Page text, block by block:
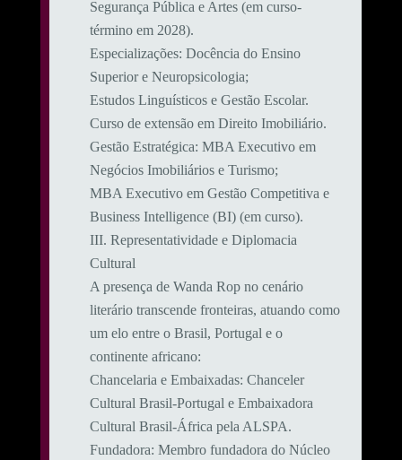
Segurança Pública e Artes (em curso-
término em 2028).
​Especializações: Docência do Ensino
Superior e Neuropsicologia;
Estudos Linguísticos e Gestão Escolar.
Curso de extensão em Direito Imobiliário.
​Gestão Estratégica: MBA Executivo em
Negócios Imobiliários e Turismo;
MBA Executivo em Gestão Competitiva e
Business Intelligence (BI) (em curso).
​III. Representatividade e Diplomacia
Cultural
​A presença de Wanda Rop no cenário
literário transcende fronteiras, atuando como
um elo entre o Brasil, Portugal e o
continente africano:
​Chancelaria e Embaixadas: Chanceler
Cultural Brasil-Portugal e Embaixadora
Cultural Brasil-África pela ALSPA.
​Fundadora: Membro fundadora do Núcleo